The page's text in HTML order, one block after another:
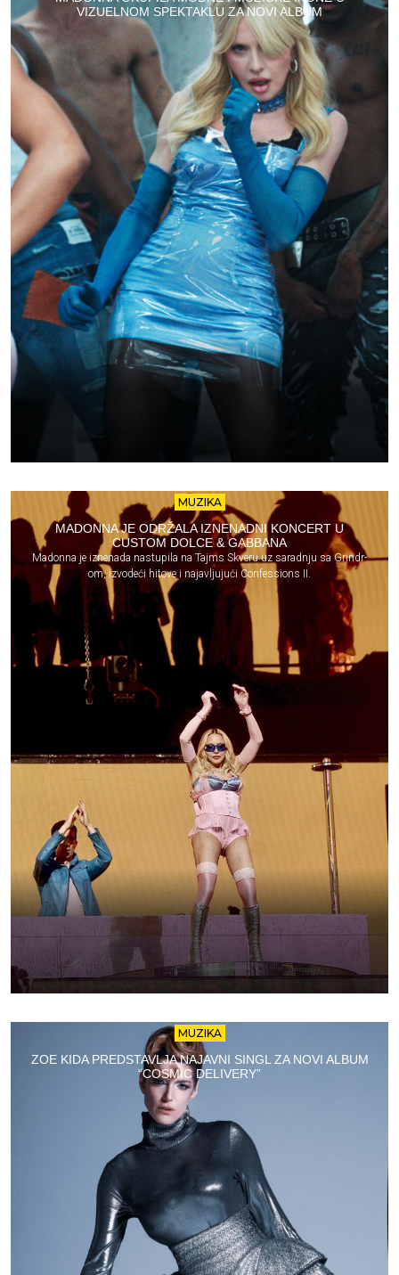
VIZUELNOM SPEKTAKLU ZA NOVI ALBUM
MUZIKA
MADONNA JE ODRŽALA IZNENADNI KONCERT U
CUSTOM DOLCE & GABBANA
Madonna je iznenada nastupila na Tajms Skveru uz saradnju sa Grindr-
om, izvodeći hitove i najavljujući Confessions II.
MUZIKA
ZOE KIDA PREDSTAVLJA NAJAVNI SINGL ZA NOVI ALBUM
“COSMIC DELIVERY”